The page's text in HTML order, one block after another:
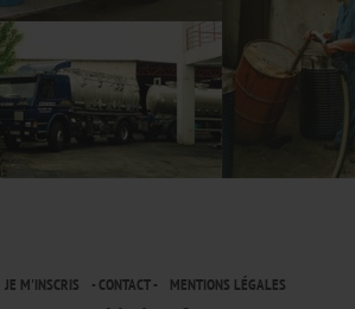
JE M'INSCRIS CONTACT MENTIONS LÉGALES